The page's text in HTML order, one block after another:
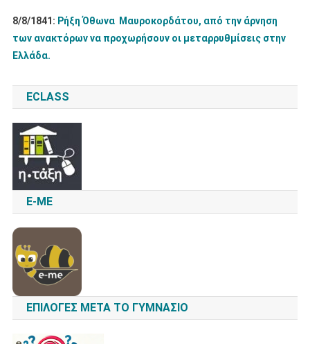
8/8/1841: Ρήξη Όθωνα  Μαυροκορδάτου, από την άρνηση
των ανακτόρων να προχωρήσουν οι μεταρρυθμίσεις στην
Ελλάδα.
ECLASS
E-ME
ΕΠΙΛΟΓΈΣ ΜΕΤΆ ΤΟ ΓΥΜΝΆΣΙΟ